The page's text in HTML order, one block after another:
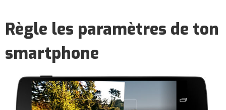
Règle les paramètres de ton
smartphone